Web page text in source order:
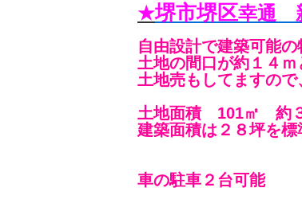
★堺市堺区幸通
自由設計で建築可能
土地の間口が約１４
土地売もしてますので
土地面積 101㎡ 約
建築面積は２８坪を
車の駐車２台可能